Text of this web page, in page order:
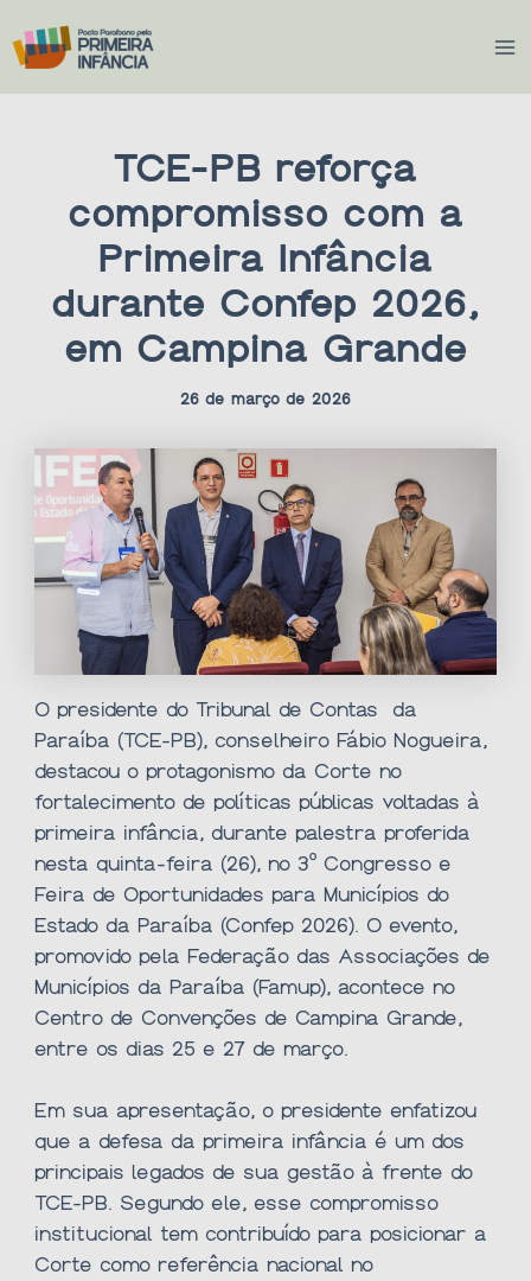
para
TCE-PB reforça
compromisso com a
Primeira Infância
durante Confep 2026,
em Campina Grande
26 de março de 2026
O presidente do Tribunal de Contas da
Paraíba (TCE-PB), conselheiro Fábio Nogueira,
destacou o protagonismo da Corte no
fortalecimento de políticas públicas voltadas à
primeira infância, durante palestra proferida
nesta quinta-feira (26), no 3º Congresso e
Feira de Oportunidades para Municípios do
Estado da Paraíba (Confep 2026). O evento,
promovido pela Federação das Associações de
Municípios da Paraíba (Famup), acontece no
Centro de Convenções de Campina Grande,
entre os dias 25 e 27 de março.
Em sua apresentação, o presidente enfatizou
que a defesa da primeira infância é um dos
principais legados de sua gestão à frente do
TCE-PB. Segundo ele, esse compromisso
institucional tem contribuído para posicionar a
Corte como referência nacional no